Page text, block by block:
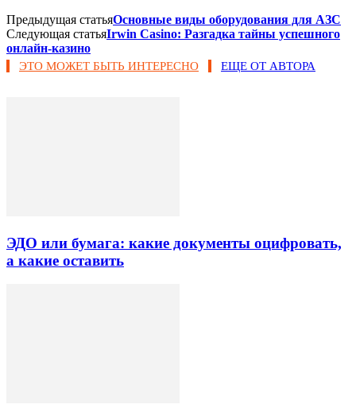
Предыдущая статьяОсновные виды оборудования для АЗС
Следующая статьяIrwin Casino: Разгадка тайны успешного
онлайн-казино
ЭТО МОЖЕТ БЫТЬ ИНТЕРЕСНО ЕЩЕ ОТ АВТОРА
ЭДО или бумага: какие документы оцифровать,
а какие оставить